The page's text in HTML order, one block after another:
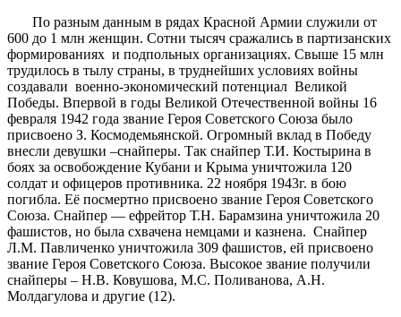
По разным данным в рядах Красной Армии служили от
600 до 1 млн женщин. Сотни тысяч сражались в партизанских
формированиях и подпольных организациях. Свыше 15 млн
трудилось в тылу страны, в труднейших условиях войны
создавали военно-экономический потенциал Великой
Победы. Впервой в годы Великой Отечественной войны 16
февраля 1942 года звание Героя Советского Союза было
присвоено З. Космодемьянской. Огромный вклад в Победу
внесли девушки –снайперы. Так снайпер Т.И. Костырина в
боях за освобождение Кубани и Крыма уничтожила 120
солдат и офицеров противника. 22 ноября 1943г. в бою
погибла. Её посмертно присвоено звание Героя Советского
Союза. Снайпер — ефрейтор Т.Н. Барамзина уничтожила 20
фашистов, но была схвачена немцами и казнена. Снайпер
Л.М. Павличенко уничтожила 309 фашистов, ей присвоено
звание Героя Советского Союза. Высокое звание получили
снайперы – Н.В. Ковушова, М.С. Поливанова, А.Н.
Молдагулова и другие (12).